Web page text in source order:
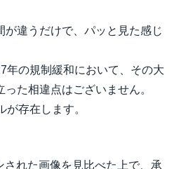
違うだけで、パッと見た感じ
年の規制緩和において、その大
た相違点はございません。
存在します。
れた画像を見比べた上で、承